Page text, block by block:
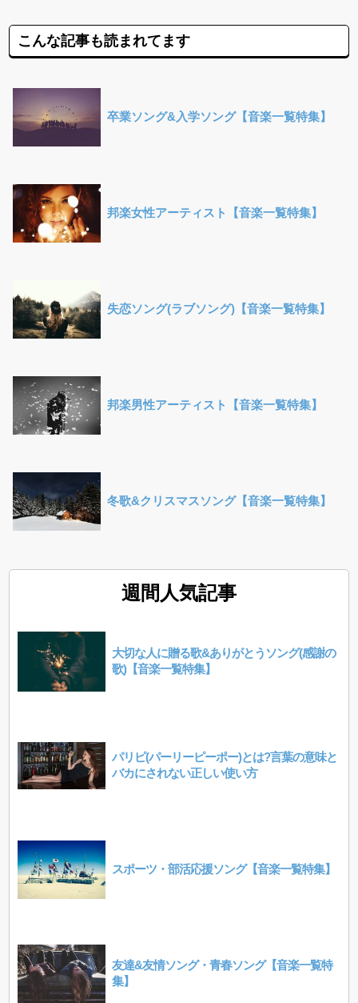
こんな記事も読まれてます
卒業ソング&入学ソング【音楽一覧特集】
邦楽女性アーティスト【音楽一覧特集】
失恋ソング(ラブソング)【音楽一覧特集】
邦楽男性アーティスト【音楽一覧特集】
冬歌&クリスマスソング【音楽一覧特集】
週間人気記事
大切な人に贈る歌&ありがとうソング(感謝の
歌)【音楽一覧特集】
パリピ(パーリーピーポー)とは?言葉の意味と
バカにされない正しい使い方
スポーツ・部活応援ソング【音楽一覧特集】
友達&友情ソング・青春ソング【音楽一覧特
集】